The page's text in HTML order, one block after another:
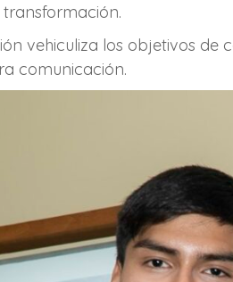
vehiculiza los objetivos
comunicación.